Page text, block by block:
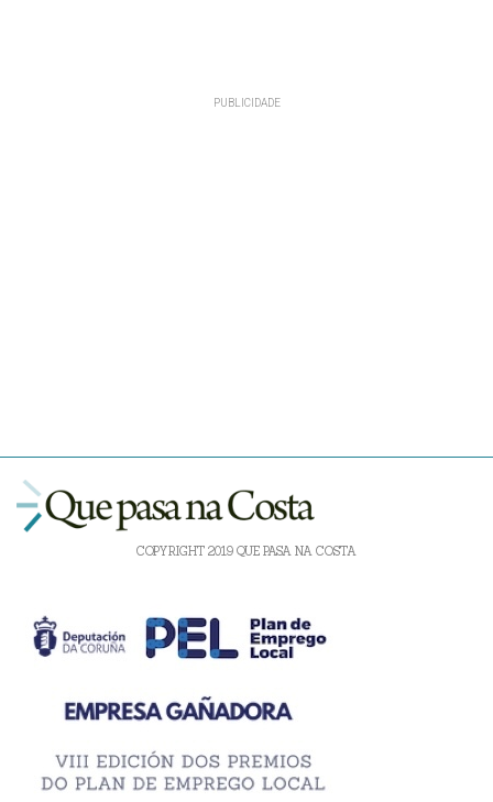
COPYRIGHT 2019 QUE PASA NA COSTA